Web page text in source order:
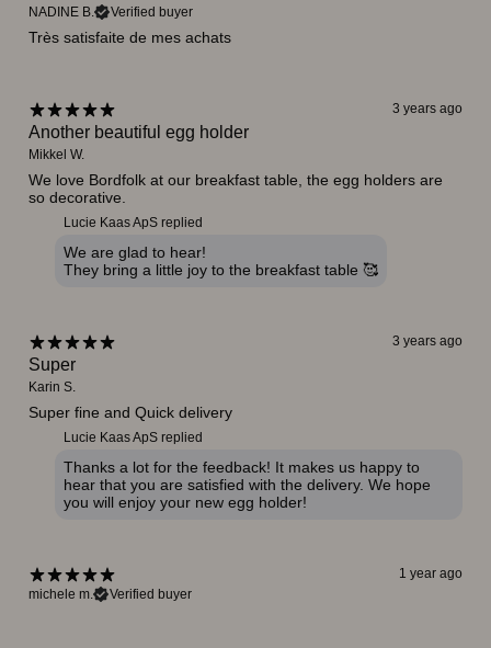
NADINE B. Verified buyer
Très satisfaite de mes achats
3 years ago
Another beautiful egg holder
Mikkel W.
We love Bordfolk at our breakfast table, the egg holders are
so decorative.
Lucie Kaas ApS replied
We are glad to hear!
They bring a little joy to the breakfast table 🥰
3 years ago
Super
Karin S.
Super fine and Quick delivery
Lucie Kaas ApS replied
Thanks a lot for the feedback! It makes us happy to
hear that you are satisfied with the delivery. We hope
you will enjoy your new egg holder!
1 year ago
michele m.
Verified buyer